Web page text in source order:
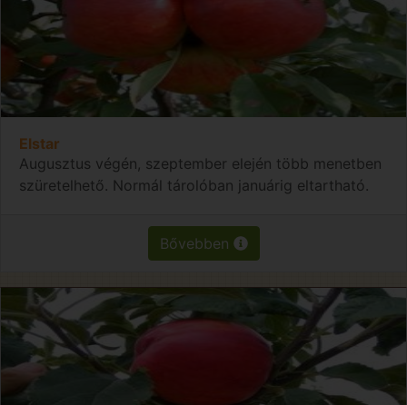
Elstar
Augusztus végén, szeptember elején több menetben
szüretelhető. Normál tárolóban januárig eltartható.
Bővebben